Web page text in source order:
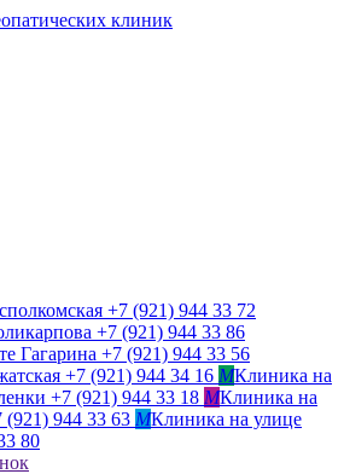
+7 (921) 944 33 72
+7 (921) 944 33 86
Гагарина +7 (921) 944 33 56
+7 (921) 944 34 16 MКлиника на
+7 (921) 944 33 18 MКлиника на
(921) 944 33 63 MКлиника на улице
80